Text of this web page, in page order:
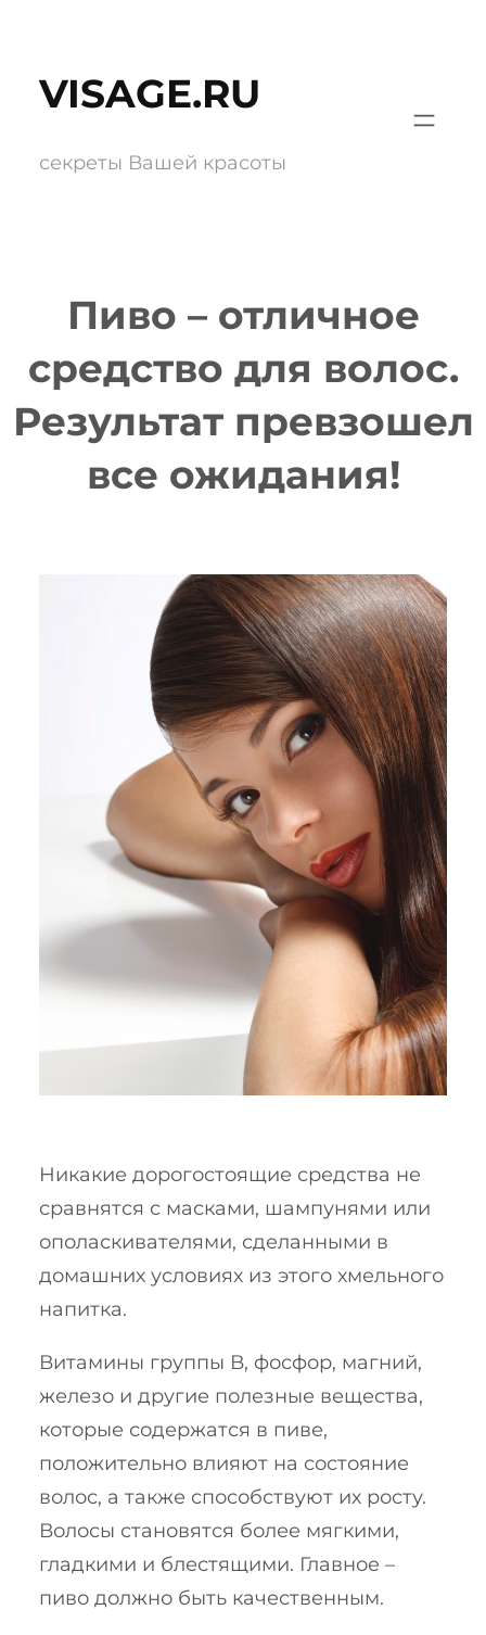
содержимому
VISAGE.RU
секреты Вашей красоты
Пиво – отличное
средство для волос.
Результат превзошел
все ожидания!
Никакие дорогостоящие средства не
сравнятся с масками, шампунями или
ополаскивателями, сделанными в
домашних условиях из этого хмельного
напитка.
Витамины группы В, фосфор, магний,
железо и другие полезные вещества,
которые содержатся в пиве,
положительно влияют на состояние
волос, а также способствуют их росту.
Волосы становятся более мягкими,
гладкими и блестящими. Главное –
пиво должно быть качественным.